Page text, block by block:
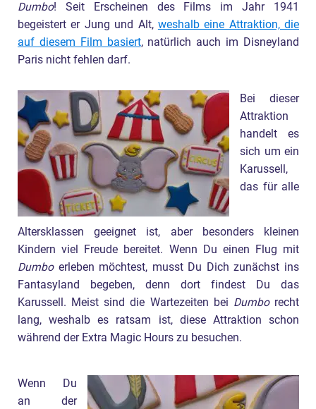
Dumbo! Seit Erscheinen des Films im Jahr 1941
begeistert er Jung und Alt, weshalb eine Attraktion, die
auf diesem Film basiert, natürlich auch im Disneyland
Paris nicht fehlen darf.
Bei dieser
Attraktion
handelt es
sich um ein
Karussell,
das für alle
Altersklassen geeignet ist, aber besonders kleinen
Kindern viel Freude bereitet. Wenn Du einen Flug mit
Dumboerleben möchtest, musst Du Dich zunächst ins
Fantasyland begeben, denn dort findest Du das
Karussell. Meist sind die Wartezeiten bei Dumborecht
lang, weshalb es ratsam ist, diese Attraktion schon
während der Extra Magic Hours zu besuchen.
Wenn Du
an der